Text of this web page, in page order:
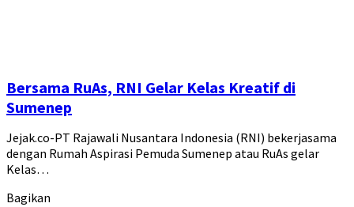
Bersama RuAs, RNI Gelar Kelas Kreatif di
Sumenep
Jejak.co-PT Rajawali Nusantara Indonesia (RNI) bekerjasama
dengan Rumah Aspirasi Pemuda Sumenep atau RuAs gelar
Kelas…
Bagikan